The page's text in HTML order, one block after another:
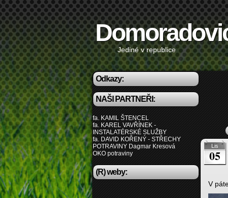
Jediné v republice
Odkazy:
NAŠI PARTNEŘI:
fa. KAMIL ŠTENCEL
fa. KAREL VAVŘÍNEK -
INSTALATÉRSKÉ SLUŽBY
fa. DAVID KOŘENÝ - STŘECHY
POTRAVINY Dagmar Kresová
OKO potraviny
(R) weby:
Lis
05
V